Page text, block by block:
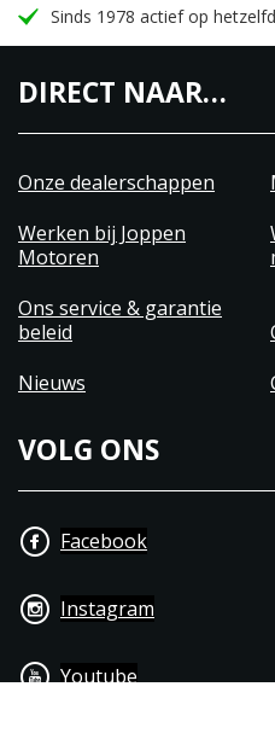
Sinds 1978 actief op
DIRECT NAAR…
Onze dealerschappen
Werken bij Joppen
Motoren
Ons service & garantie
beleid
Nieuws
VOLG ONS
Facebook
Instagram
Youtube